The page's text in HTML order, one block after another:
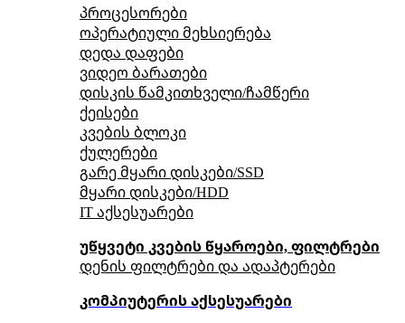
პროცესორები
ოპერატიული მეხსიერება
დედა დაფები
ვიდეო ბარათები
დისკის წამკითხველი/ჩამწერი
ქეისები
კვების ბლოკი
ქულერები
გარე მყარი დისკები/SSD
მყარი დისკები/HDD
IT აქსესუარები
უწყვეტი კვების წყაროები, ფილტრები
დენის ფილტრები და ადაპტერები
კომპიუტერის აქსესუარები